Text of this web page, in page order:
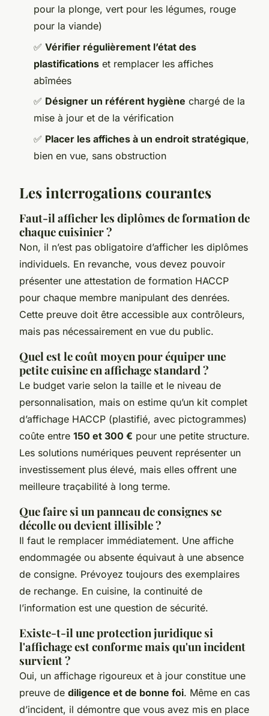
pour la plonge, vert pour les légumes, rouge
pour la viande)
✅ Vérifier régulièrement l’état des
plastifications et remplacer les affiches
abîmées
✅ Désigner un référent hygiène chargé de la
mise à jour et de la vérification
✅ Placer les affiches à un endroit stratégique,
bien en vue, sans obstruction
Les interrogations courantes
Faut-il afficher les diplômes de formation de
chaque cuisinier ?
Non, il n’est pas obligatoire d’afficher les diplômes
individuels. En revanche, vous devez pouvoir
présenter une attestation de formation HACCP
pour chaque membre manipulant des denrées.
Cette preuve doit être accessible aux contrôleurs,
mais pas nécessairement en vue du public.
Quel est le coût moyen pour équiper une
petite cuisine en affichage standard ?
Le budget varie selon la taille et le niveau de
personnalisation, mais on estime qu’un kit complet
d’affichage HACCP (plastifié, avec pictogrammes)
coûte entre 150 et 300 € pour une petite structure.
Les solutions numériques peuvent représenter un
investissement plus élevé, mais elles offrent une
meilleure traçabilité à long terme.
Que faire si un panneau de consignes se
décolle ou devient illisible ?
Il faut le remplacer immédiatement. Une affiche
endommagée ou absente équivaut à une absence
de consigne. Prévoyez toujours des exemplaires
de rechange. En cuisine, la continuité de
l’information est une question de sécurité.
Existe-t-il une protection juridique si
l'affichage est conforme mais qu'un incident
survient ?
Oui, un affichage rigoureux et à jour constitue une
preuve de diligence et de bonne foi. Même en cas
d’incident, il démontre que vous avez mis en place